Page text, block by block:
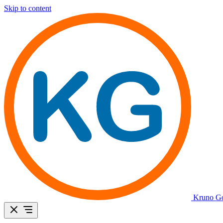
Skip to content
Kruno